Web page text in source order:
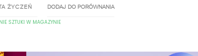
ŻYCZEŃ DODAJ DO PORÓWNANIA
SZTUKI W MAGAZYNIE